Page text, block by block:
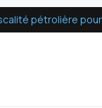
pétrolière